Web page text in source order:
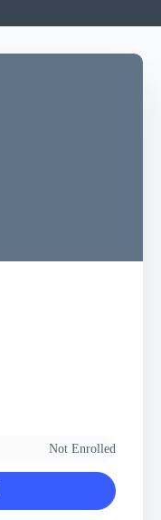
Not Enrolled